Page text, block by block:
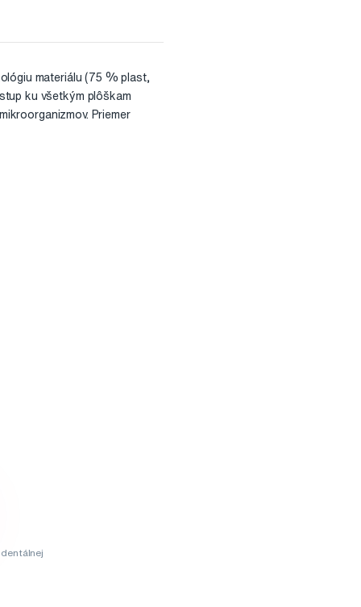
materiálu (75 % plast,
ku všetkým plôškam
Priemer